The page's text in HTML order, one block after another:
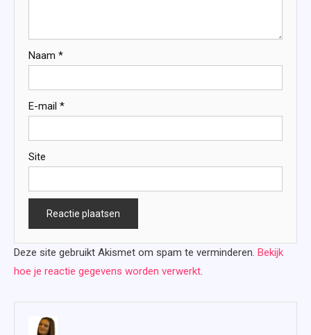
Naam *
E-mail *
Site
Deze site gebruikt Akismet om spam te verminderen. Bekijk
hoe je reactie gegevens worden verwerkt.